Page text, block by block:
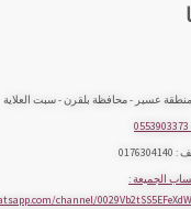
منطقة عسير - محافظة بلقرن - سبت العلاية
الجميعة :
channel/